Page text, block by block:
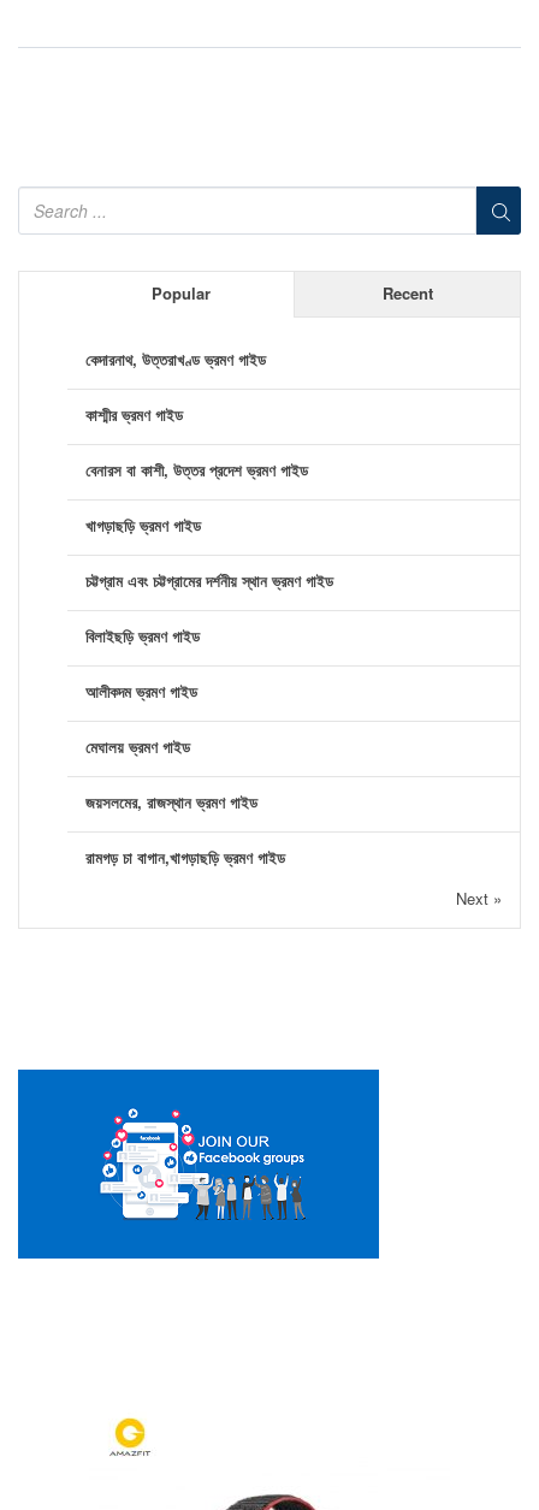
Popular Recent
কেদারনাথ, উত্তরাখণ্ড ভ্রমণ গাইড
কাশ্মীর ভ্রমণ গাইড
বেনারস বা কাশী, উত্তর প্রদেশ ভ্রমণ গাইড
খাগড়াছড়ি ভ্রমণ গাইড
চট্টগ্রাম এবং চট্টগ্রামের দর্শনীয় স্থান ভ্রমণ গাইড
বিলাইছড়ি ভ্রমণ গাইড
আলীকদম ভ্রমণ গাইড
মেঘালয় ভ্রমণ গাইড
জয়সলমের, রাজস্থান ভ্রমণ গাইড
রামগড় চা বাগান,খাগড়াছড়ি ভ্রমণ গাইড
Next »